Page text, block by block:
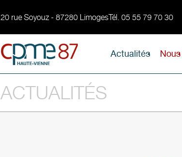
20 rue Soyouz - 87280 LimogesTél. 05 55 79 70 30
Actualités
ACTUALITÉS